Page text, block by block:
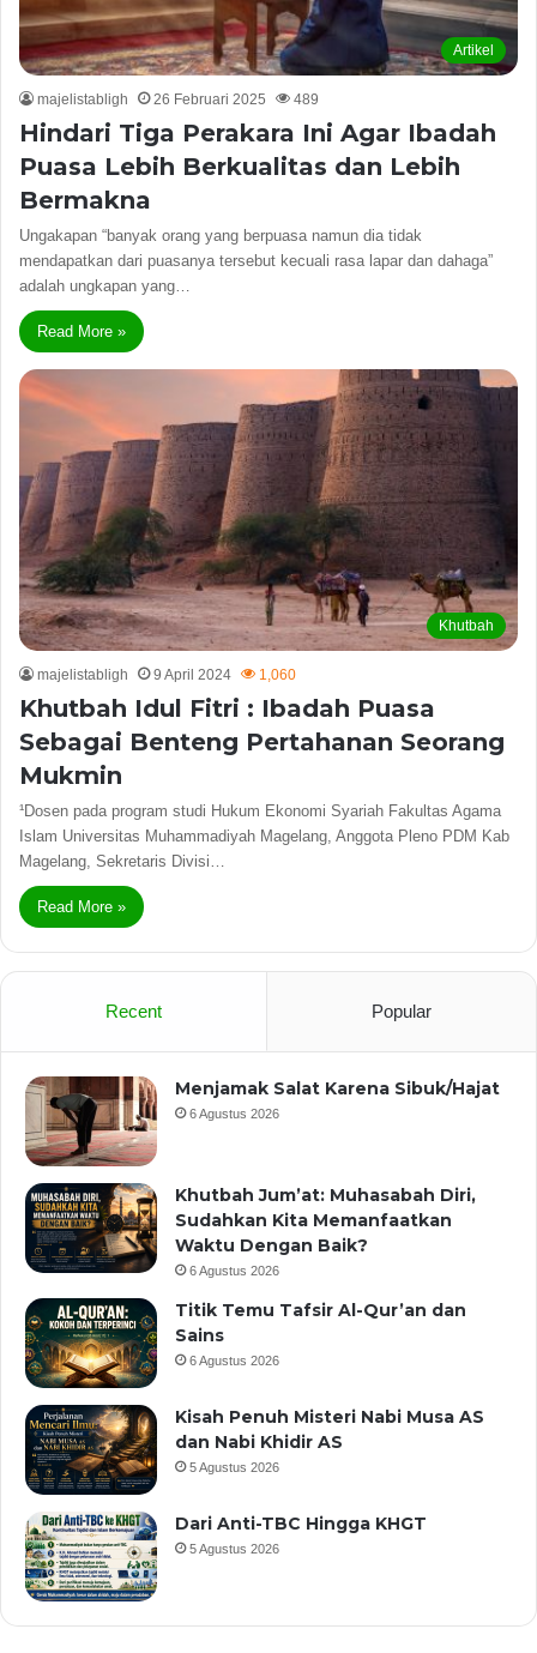
Artikel
majelistabligh 26 Februari 2025 489
Hindari Tiga Perakara Ini Agar Ibadah
Puasa Lebih Berkualitas dan Lebih
Bermakna
Ungakapan “banyak orang yang berpuasa namun dia tidak
mendapatkan dari puasanya tersebut kecuali rasa lapar dan dahaga”
adalah ungkapan yang…
Read More »
Khutbah
majelistabligh 9 April 2024 1,060
Khutbah Idul Fitri : Ibadah Puasa
Sebagai Benteng Pertahanan Seorang
Mukmin
¹Dosen pada program studi Hukum Ekonomi Syariah Fakultas Agama
Islam Universitas Muhammadiyah Magelang, Anggota Pleno PDM Kab
Magelang, Sekretaris Divisi…
Read More »
Recent Popular
Menjamak Salat Karena Sibuk/Hajat
6 Agustus 2026
Khutbah Jum’at: Muhasabah Diri,
Sudahkan Kita Memanfaatkan
Waktu Dengan Baik?
6 Agustus 2026
Titik Temu Tafsir Al-Qur’an dan
Sains
6 Agustus 2026
Kisah Penuh Misteri Nabi Musa AS
dan Nabi Khidir AS
5 Agustus 2026
Dari Anti-TBC Hingga KHGT
5 Agustus 2026